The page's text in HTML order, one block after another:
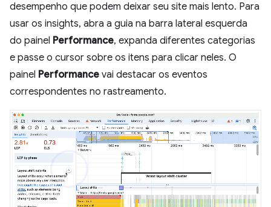
desempenho que podem deixar seu site mais lento. Para
usar os insights, abra a guia na barra lateral esquerda
do painel Performance, expanda diferentes categorias
e passe o cursor sobre os itens para clicar neles. O
painel Performance vai destacar os eventos
correspondentes no rastreamento.